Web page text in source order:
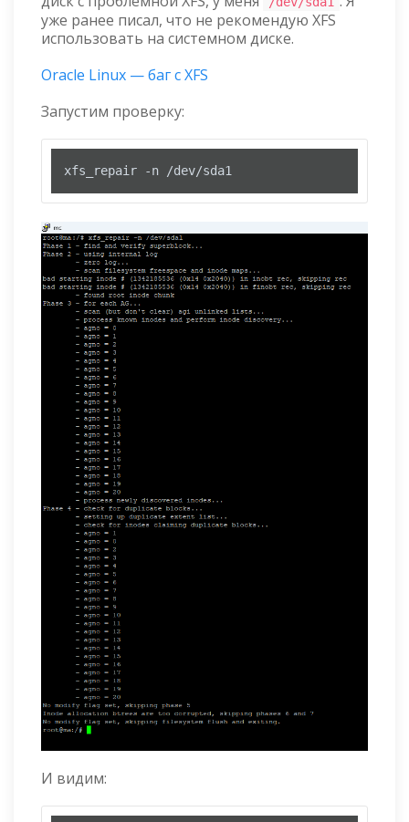
уже ранее писал, что не рекомендую XFS
использовать на системном диске.
Oracle Linux — баг с XFS
Запустим проверку:
xfs_repair -n /dev/sda1
И видим: